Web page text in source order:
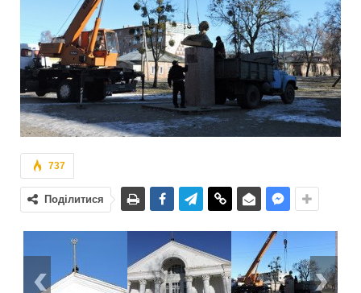
737
Поділитися